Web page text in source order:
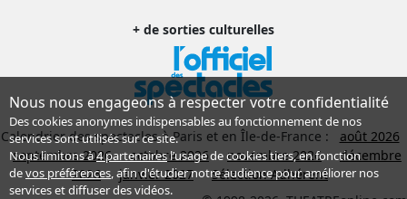
+ de sorties culturelles
Calendrier des spectacles à Paris et en Île-de-France :
août 2026
septembre 2026
octobre 2026 novembre 2026
décembre
2026
janvier 2027
Sélection Adhérent
Nous nous engageons à respecter votre confidentialité
Des cookies anonymes indispensables au fonctionnement de nos
services sont utilisés sur ce site.
Nous limitons à4 partenairesl’usage de cookies tiers, en fonction
devos préférences, afin d'étudier notre audience pour améliorer nos
services et diffuser des vidéos.